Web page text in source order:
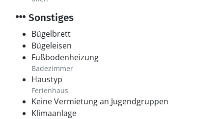
Sonstiges
Bügelbrett
Bügeleisen
Fußbodenheizung
Badezimmer
Haustyp
Ferienhaus
Keine Vermietung an Jugendgruppen
Klimaanlage